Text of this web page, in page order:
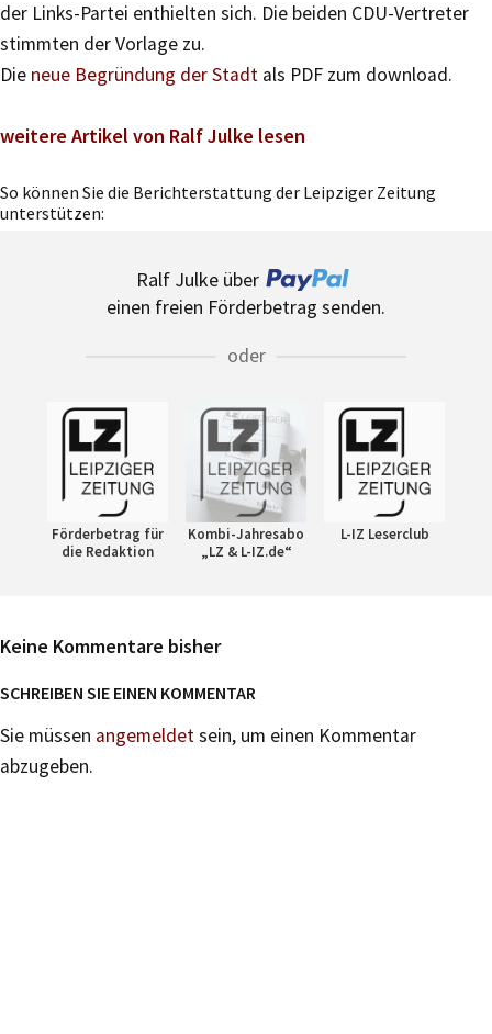
der Links-Partei enthielten sich. Die beiden CDU-Vertreter
stimmten der Vorlage zu.
Die neue Begründung der Stadt als PDF zum download.
weitere Artikel von Ralf Julke lesen
So können Sie die Berichterstattung der Leipziger Zeitung
unterstützen:
Ralf Julke über
einen freien Förderbetrag senden.
oder
Förderbetrag für
die Redaktion
Kombi-Jahresabo
„LZ & L-IZ.de“
L-IZ Leserclub
Keine Kommentare bisher
SCHREIBEN SIE EINEN KOMMENTAR
Sie müssen angemeldetsein, um einen Kommentar
abzugeben.